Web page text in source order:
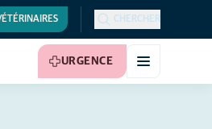
CHERCHER
URGENCE